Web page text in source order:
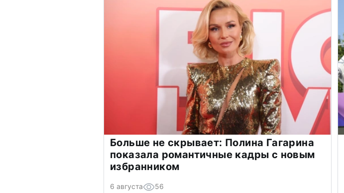
Больше не скрывает: Полина Гагарина
показала романтичные кадры с новым
избранником
6 августа 56